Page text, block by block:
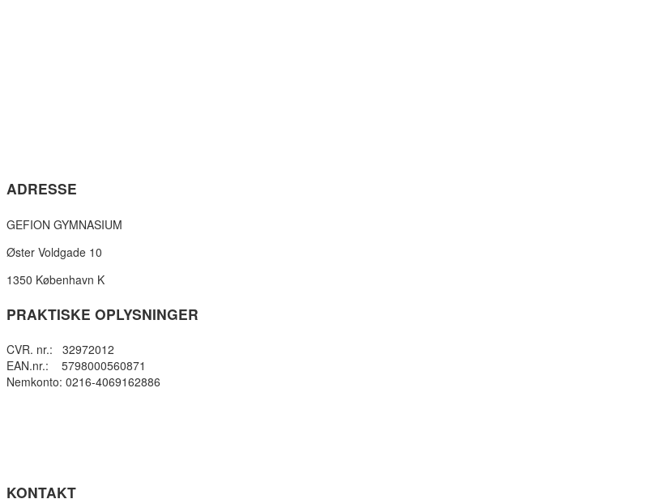
ADRESSE
GEFION GYMNASIUM
Øster Voldgade 10
1350 København K
PRAKTISKE OPLYSNINGER
CVR. nr.: 32972012
EAN.nr.: 5798000560871
Nemkonto: 0216-4069162886
KONTAKT